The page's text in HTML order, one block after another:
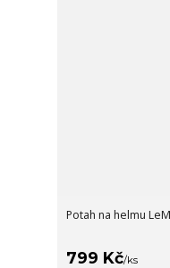
Potah na helmu
799 Kč/ks